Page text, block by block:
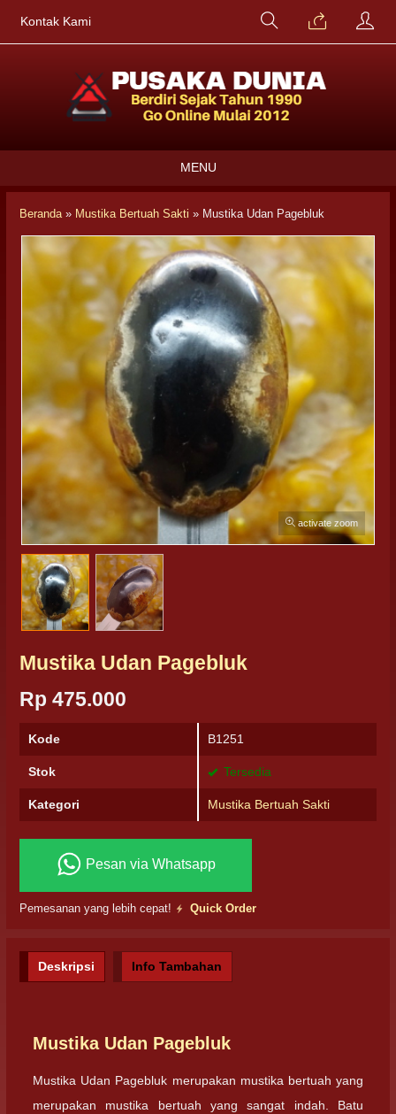
Kontak Kami
MENU
Beranda» Mustika Bertuah Sakti » Mustika Udan Pagebluk
activate zoom
Mustika Udan Pagebluk
Rp 475.000
Kode B1251
Stok Tersedia
Kategori Mustika Bertuah Sakti
Pesan via Whatsapp
Pemesanan yang lebih cepat! Quick Order
Deskripsi Info Tambahan
Mustika Udan Pagebluk
Mustika Udan Pagebluk merupakan mustika bertuah yang
merupakan mustika bertuah yang sangat indah. Batu